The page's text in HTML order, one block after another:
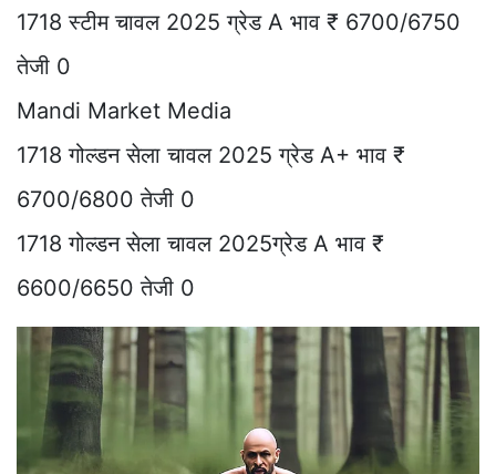
1718 स्टीम चावल 2025 ग्रेड A भाव ₹ 6700/6750
तेजी 0
Mandi Market Media
1718 गोल्डन सेला चावल 2025 ग्रेड A+ भाव ₹
6700/6800 तेजी 0
1718 गोल्डन सेला चावल 2025ग्रेड A भाव ₹
6600/6650 तेजी 0